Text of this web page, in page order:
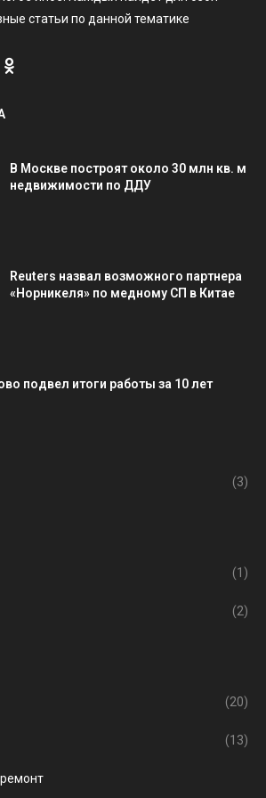
статьи по данной тематике
В Москве построят около 30 млн кв. м
недвижимости по ДДУ
Reuters назвал возможного партнера
«Норникеля» по медному СП в Китае
подвел итоги работы за 10 лет
(3)
(1)
(2)
(20)
(13)